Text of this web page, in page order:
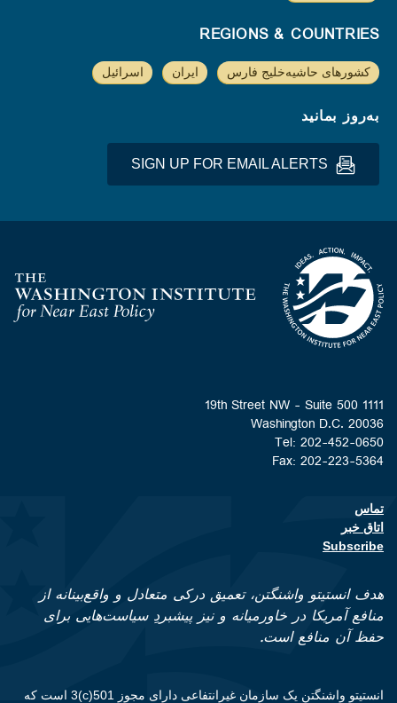
REGIONS & COUNTRIES
کشورهای حاشیه‌خلیج فارس ایران اسرائیل
به‌روز بمانید
Homepage
1111 19th Street NW - Suite 500
Washington D.C. 20036
Tel: 202-452-0650
Fax: 202-223-5364
Footer contact links
تماس
اتاق خبر
Subscribe
هدف انستیتو واشنگتن، تعمیق درکی متعادل و واقع‌بینانه از
منافع آمریکا در خاورمیانه و نیز پیشبردِ سیاست‌هایی برای
حفظ آن منافع است.
انستیتو واشنگتن یک سازمان غیرانتفاعی دارای مجوز 501(c)3 است که